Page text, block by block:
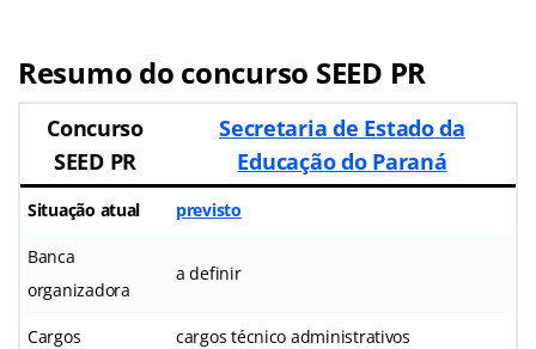
Resumo do concurso SEED PR
Concurso
SEED PR
Secretaria de Estado da
Educação do Paraná
Situação atual previsto
Banca
organizadora
a definir
Cargos cargos técnico administrativos